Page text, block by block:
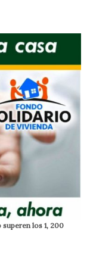
los 1, 200